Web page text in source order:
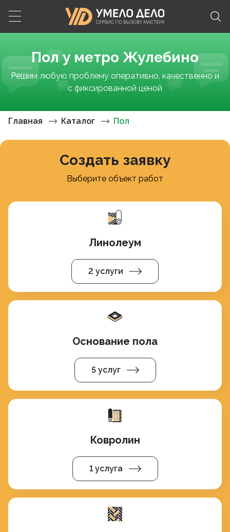
Пол у метро Жулебино
Решим любую проблему оперативно, качественно и
с фиксированной ценой
Главная Каталог Пол
Создать заявку
Выберите объект работ
Линолеум
2 услуги
Основание пола
5 услуг
Ковролин
1 услуга